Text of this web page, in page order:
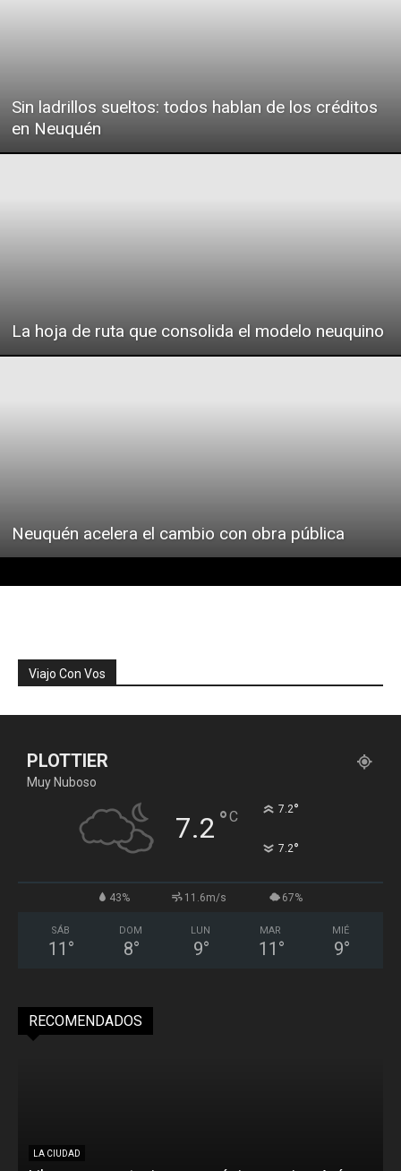
Sin ladrillos sueltos: todos hablan de los créditos
en Neuquén
La hoja de ruta que consolida el modelo neuquino
Neuquén acelera el cambio con obra pública
Viajo Con Vos
PLOTTIER
Muy Nuboso
7.2 °C 7.2°
7.2°
43% 11.6m/s 67%
SÁB
11 °
DOM
8°
LUN
9°
MAR
11 °
MIÉ
9°
RECOMENDADOS
LA CIUDAD